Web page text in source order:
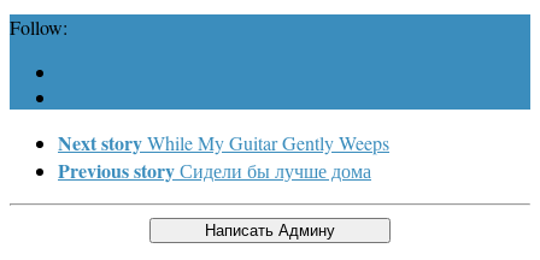
Follow:
Next storyWhile My Guitar Gently Weeps
Previous storyСидели бы лучше дома